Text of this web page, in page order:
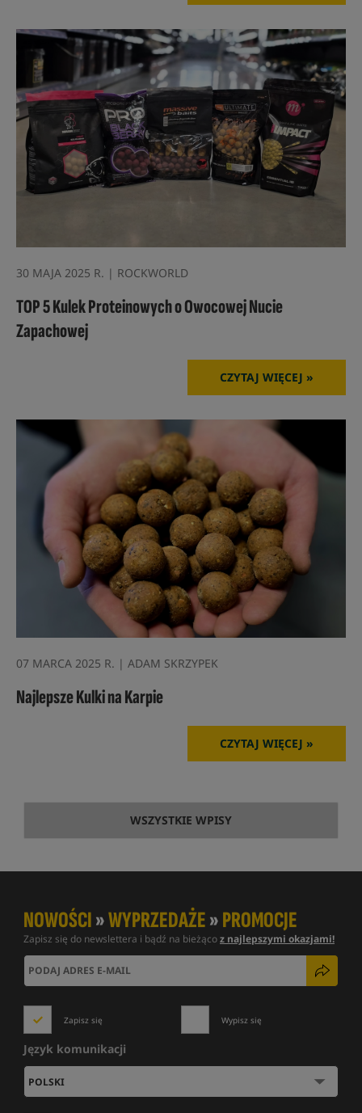
30 MAJA 2025 R. | ROCKWORLD
TOP 5 Kulek Proteinowych o Owocowej Nucie
Zapachowej
CZYTAJ WIĘCEJ »
07 MARCA 2025 R. | ADAM SKRZYPEK
Najlepsze Kulki na Karpie
CZYTAJ WIĘCEJ »
WSZYSTKIE WPISY
NOWOŚCI»WYPRZEDAŻE»PROMOCJE
Zapisz się do newslettera i bądź na bieżącoz najlepszymi okazjami!
Zapisz się Wypisz się
Język komunikacji